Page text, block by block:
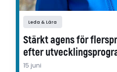
Leda & Lära
Stärkt agens för
efter
15 juni